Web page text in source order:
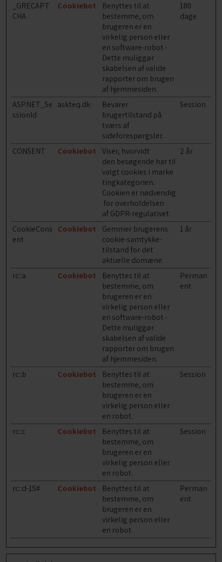
_GRECAPT
CHA
Cookiebot
Benyttes til at
bestemme, om
brugeren er en
virkelig person eller
en software-robot -
Dette muliggør
skabelsen af valide
rapporter om brugen
af hjemmesiden.
180
dage
ASP.NET_Se
ssionId
askteq.dk
Bevarer
brugertilstand på
tværs af
sideforespørgsler.
Session
CONSENT Cookiebot
Viser, hvorvidt
den besøgende har til
valgt cookies i marke
tingkategorien.
Cookien er nødvendig
for overholdelsen
af GDPR-regulativet.
2 år
CookieCons
ent
Cookiebot
Gemmer brugerens
cookie-samtykke-
tilstand for det
aktuelle domæne.
1 år
rc::a Cookiebot
Benyttes til at
bestemme, om
brugeren er en
virkelig person eller
en software-robot -
Dette muliggør
skabelsen af valide
rapporter om brugen
af hjemmesiden.
Perman
ent
rc::b Cookiebot
Benyttes til at
bestemme, om
brugeren er en
virkelig person eller
en robot.
Session
rc::c Cookiebot
Benyttes til at
bestemme, om
brugeren er en
virkelig person eller
en robot.
Session
rc::d-15# Cookiebot
Benyttes til at
bestemme, om
brugeren er en
virkelig person eller
en robot.
Perman
ent